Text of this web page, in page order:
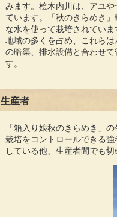
みます。桧木内川は、アユ
ています。「秋のきらめき
な水を使って栽培されてい
地域の多くを占め、これら
の暗渠、排水設備と合わせ
す。
生産者
「箱入り娘秋のきらめき」
栽培をコントロールできる
している他、生産者間でも